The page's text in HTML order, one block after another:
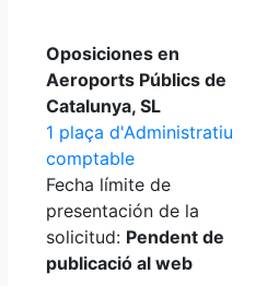
Oposiciones en
Aeroports Públics de
Catalunya, SL
1 plaça d'Administratiu
comptable
Fecha límite de
presentación de la
solicitud: Pendent de
publicació al web